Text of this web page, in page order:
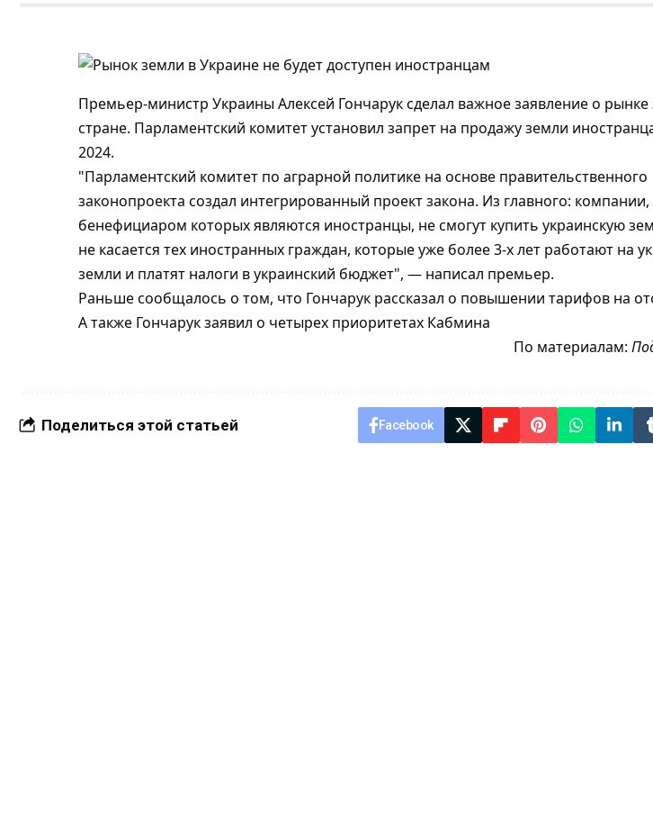
Премьер-министр Украины Алексей Гончарук сделал важное заявление о рынке
стране. Парламентский комитет установил запрет на продажу земли
2024.
"Парламентский комитет по аграрной политике на основе правительственного
законопроекта создал интегрированный проект закона. Из главного:
бенефициаром которых являются иностранцы, не смогут купить украинскую
не касается тех иностранных граждан, которые уже более 3-х лет работают на
земли и платят налоги в украинский бюджет", — написал премьер.
Раньше сообщалось о том, что Гончарук рассказал о повышении тарифов на
А также Гончарук заявил о четырех приоритетах Кабмина
По материалам:
Поделиться этой статьей Facebook